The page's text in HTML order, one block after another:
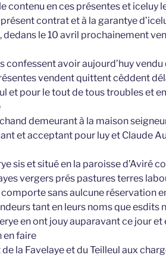
en ces présentes et iceluy
contrat et à la garantye
le 10 avril prochainement
confessent avoir aujourd’huy
vendent quittent cèddent
et pour le tout de tous troubles et
demeurant à la maison
et acceptant pour luy et Claude
sis et situé en la paroisse d’Aviré
vergers prés pastures terres
sans aulcune réservation
tant en leurs noms que esdits
en ont jouy auparavant ce jour et
en faire
la Favelaye et du Teilleul aux